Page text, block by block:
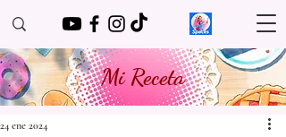
Mi Receta
24 ene 2024